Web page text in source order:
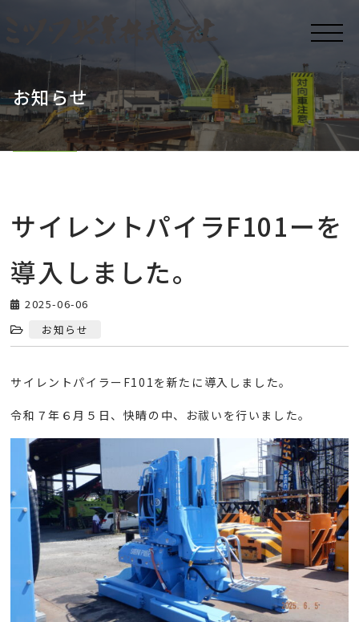
お知らせ
サイレントパイラF101ーを
導入しました。
2025-06-06
お知らせ
サイレントパイラーF101を新たに導入しました。
令和７年６月５日、快晴の中、お祓いを行いました。